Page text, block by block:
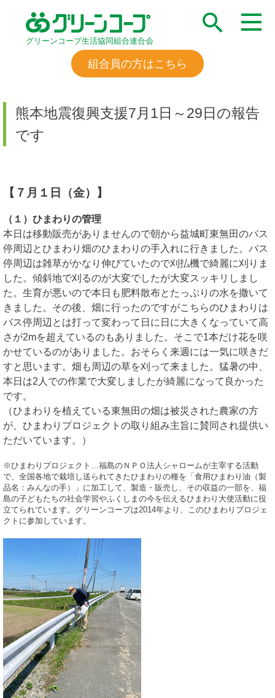
グリーンコープ生活協同組合連合会
組合員の方はこちら
熊本地震復興支援7月1日～29日の報告
です
【７月１日（金）】
（１）ひまわりの管理
本日は移動販売がありませんので朝から益城町東無田のバス
停周辺とひまわり畑のひまわりの手入れに行きました。バス
停周辺は雑草がかなり伸びていたので刈払機で綺麗に刈りま
した。傾斜地で刈るのが大変でしたが大変スッキリしまし
た。生育が悪いので本日も肥料散布とたっぷりの水を撒いて
きました。その後、畑に行ったのですがこちらのひまわりは
バス停周辺とは打って変わって日に日に大きくなっていて高
さが2mを超えているのもありました。そこで1本だけ花を咲
かせているのがありました。おそらく来週には一気に咲きだ
すと思います。畑も周辺の草を刈って来ました。猛暑の中、
本日は2人での作業で大変しましたが綺麗になって良かった
です。
（ひまわりを植えている東無田の畑は被災された農家の方
が、ひまわりプロジェクトの取り組み主旨に賛同され提供い
ただいています。）
※ひまわりプロジェクト…福島のＮＰＯ法人シャロームが主宰する活動
で、全国各地で栽培し送られてきたひまわりの種を「食用ひまわり油（製
品名：みんなの手）」に加工して、製造・販売し、その収益の一部を、福
島の子どもたちの社会学習やふくしまの今を伝えるひまわり大使活動に役
立てられています。グリーンコープは2014年より、このひまわりプロジェ
クトに参加しています。